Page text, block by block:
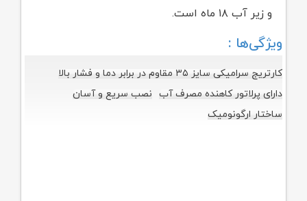
و زیر آب ۱۸ ماه است.
ویژگی‌ها :
کارتریج سرامیکی سایز ۳۵ مقاوم در برابر دما و فشار بالا
دارای پرلاتور کاهنده مصرف آب نصب سریع و آسان
ساختار ارگونومیک